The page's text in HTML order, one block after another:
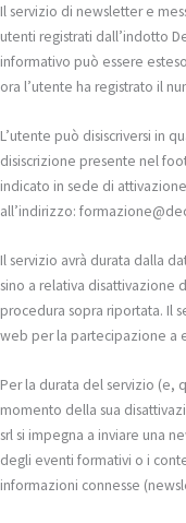
Il servizio di newsletter e
utenti registrati dall’indotto
informativo può essere
ora l’utente ha registrato il
L’utente può disiscriversi in
disiscrizione presente nel
indicato in sede di
all’indirizzo:
Il servizio avrà durata dalla
sino a relativa disattivazione
procedura sopra riportata. Il
web per la partecipazione a
Per la durata del servizio (e,
momento della sua
srl si impegna a inviare una
degli eventi formativi o i
informazioni connesse